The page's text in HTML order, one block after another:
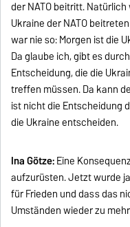
der NATO beitritt.
Ukraine der NATO
war nie so: Morgen ist die
Da glaube ich, gibt es
Entscheidung, die die
treffen müssen. Da kann
ist nicht die Entscheidung
die Ukraine entscheiden.
Ina Götze:Eine
aufzurüsten. Jetzt wurde
für Frieden und dass das
Umständen wieder zu